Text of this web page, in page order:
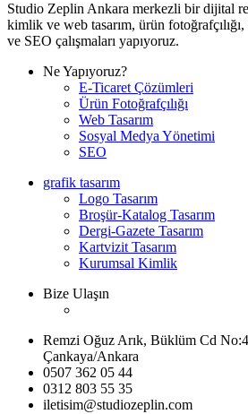
Studio Zeplin Ankara merkezli bir dijital
kimlik ve web tasarım, ürün
ve SEO çalışmaları yapıyoruz.
Ne Yapıyoruz?
E-Ticaret Çözümleri
Ürün Fotoğrafçılığı
Web Tasarım
Sosyal Medya Yönetimi
SEO
grafik tasarım
Logo Tasarım
Broşür-Katalog Tasarım
Dergi-Gazete Tasarım
Kartvizit Tasarım
Kurumsal Kimlik
Bize Ulaşın
Remzi Oğuz Arık, Büklüm Cd
Çankaya/Ankara
0507 362 05 44
0312 803 55 35
iletisim@studiozeplin.com